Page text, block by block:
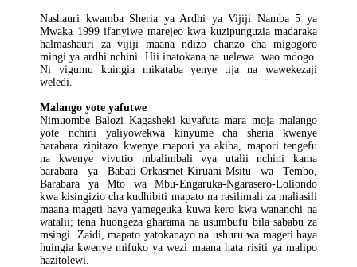
Nashauri kwamba Sheria ya Ardhi ya Vijiji Namba 5 ya
Mwaka 1999 ifanyiwe marejeo kwa kuzipunguzia madaraka
halmashauri za vijiji maana ndizo chanzo cha migogoro
mingi ya ardhi nchini. Hii inatokana na uelewa wao mdogo.
Ni vigumu kuingia mikataba yenye tija na wawekezaji
weledi.
Malango yote yafutwe
Nimuombe Balozi Kagasheki kuyafuta mara moja malango
yote nchini yaliyowekwa kinyume cha sheria kwenye
barabara zipitazo kwenye mapori ya akiba, mapori tengefu
na kwenye vivutio mbalimbali vya utalii nchini kama
barabara ya Babati-Orkasmet-Kiruani-Msitu wa Tembo,
Barabara ya Mto wa Mbu-Engaruka-Ngarasero-Loliondo
kwa kisingizio cha kudhibiti mapato na rasilimali za maliasili
maana mageti haya yamegeuka kuwa kero kwa wananchi na
watalii; tena huongeza gharama na usumbufu bila sababu za
msingi. Zaidi, mapato yatokanayo na ushuru wa mageti haya
huingia kwenye mifuko ya wezi maana hata risiti ya malipo
hazitolewi.